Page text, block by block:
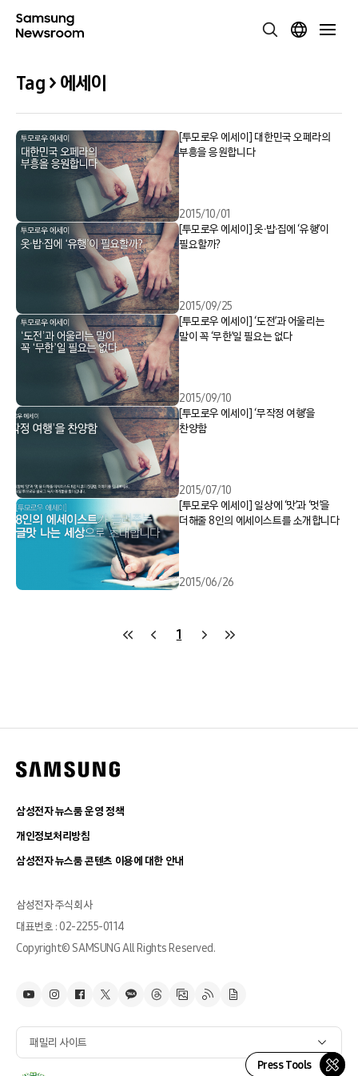
Tag > 에세이
[투모로우 에세이] 대한민국 오페라의
부흥을 응원합니다
2015/10/01
[투모로우 에세이] 옷∙밥∙집에 ‘유행’이
필요할까?
2015/09/25
[투모로우 에세이] ‘도전’과 어울리는
말이 꼭 ‘무한’일 필요는 없다
2015/09/10
[투모로우 에세이] ‘무작정 여행’을
찬양함
2015/07/10
[투모로우 에세이] 일상에 ‘맛’과 ‘멋’을
더해줄 8인의 에세이스트를 소개합니다
2015/06/26
1
Press Tools
삼성전자 뉴스룸 운영 정책
개인정보처리방침
삼성전자 뉴스룸 콘텐츠 이용에 대한 안내
삼성전자 주식회사
대표번호 : 02-2255-0114
Copyright© SAMSUNG All Rights Reserved.
패밀리 사이트